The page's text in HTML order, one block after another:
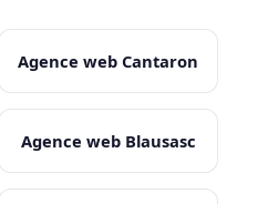
Agence web Cantaron
Agence web Blausasc